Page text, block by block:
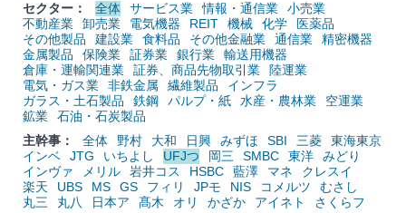
セクター：
全体 サービス業 情報・通信業
小売業
不動産業
卸売業 電気機器 REIT 機械 化学
医薬品
その他製品
建設業 食料品 その他金融業 通信業
精密機器
金属製品
保険業 証券業 銀行業
輸送用機器
倉庫・運輸関連業
証券、商品先物取引業
陸運業
電気・ガス業
非鉄金属 繊維製品
インフラ
ガラス・土石製品
鉄鋼 パルプ・紙 水産・農林業
空運業
鉱業
石油・石炭製品
主幹事：
全体 野村 大和 日興 みずほ SBI 三菱
東海東京
インベ
JTG いちよし UFJつ 岡三 SMBC 東洋
みどり
インヴァ
メリル 岩井コス HSBC 藍澤 マネ
クレスイ
楽天
UBS MS GS フィリ JPモ NIS コメルツ
むさし
丸三
丸八 日本ア 髙木 オリ かざか アイネト
さくらフ